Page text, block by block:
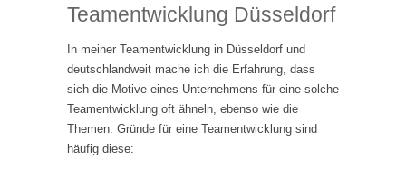
Teamentwicklung Düsseldorf
In meiner Teamentwicklung in Düsseldorf und
deutschlandweit mache ich die Erfahrung, dass
sich die Motive eines Unternehmens für eine solche
Teamentwicklung oft ähneln, ebenso wie die
Themen. Gründe für eine Teamentwicklung sind
häufig diese: